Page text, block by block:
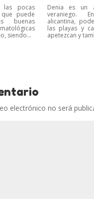
pocas
puede
buenas
siendo...
Denia es un
veraniego.
alicantina,
las playas y
apetezcan y
electrónico no será